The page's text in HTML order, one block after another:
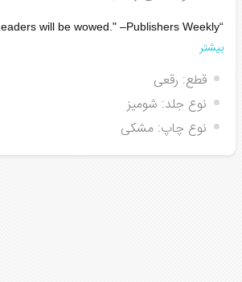
“Readers will be wowed." –
Publishers Weekly
بیشتر
قطع: رقعی
نوع جلد: شومیز
نوع چاپ: مشکی